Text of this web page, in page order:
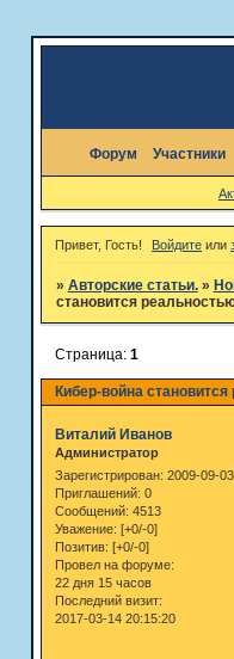
Форум Участники
Привет, Гость! Войдите или
» Авторские статьи. »
становится
Кибер-война
Страница: 1
Виталий Иванов
Администратор
Зарегистрирован: 2009-09-03
Приглашений: 0
Сообщений: 4513
Уважение: [+0/-0]
Позитив: [+0/-0]
Провел на форуме:
22 дня 15 часов
Последний визит:
2017-03-14 20:15:20